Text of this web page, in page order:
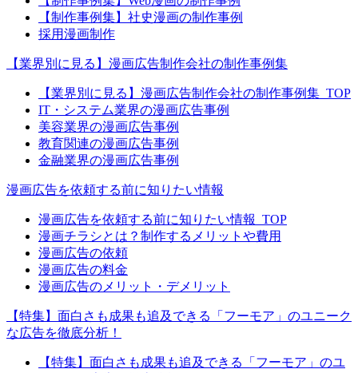
【制作事例集】社史漫画の制作事例
採用漫画制作
【業界別に見る】漫画広告制作会社の制作事例集
【業界別に見る】漫画広告制作会社の制作事例集_TOP
IT・システム業界の漫画広告事例
美容業界の漫画広告事例
教育関連の漫画広告事例
金融業界の漫画広告事例
漫画広告を依頼する前に知りたい情報
漫画広告を依頼する前に知りたい情報_TOP
漫画チラシとは？制作するメリットや費用
漫画広告の依頼
漫画広告の料金
漫画広告のメリット・デメリット
【特集】面白さも成果も追及できる「フーモア」のユニーク
な広告を徹底分析！
【特集】面白さも成果も追及できる「フーモア」のユ